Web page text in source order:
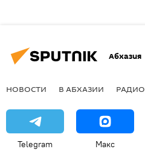
Абхазия
НОВОСТИ В АБХАЗИИ РАДИО
Telegram Макс